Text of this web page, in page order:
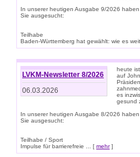
In unserer heutigen Ausgabe 9/2026
Sie ausgesucht:
Teilhabe
Baden-Württemberg hat gewählt: wie es
LVKM-Newsletter 8/2026
06.03.2026
heute
auf
es
gesund
In unserer heutigen Ausgabe 8/2026
Sie ausgesucht:
Teilhabe / Sport
Impulse für barrierefreie ... [ mehr]